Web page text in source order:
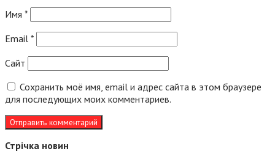
Имя *
Email *
Сайт
Сохранить моё имя, email и адрес сайта в этом браузере
для последующих моих комментариев.
Стрічка новин